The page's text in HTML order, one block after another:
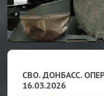
СВО. ДОНБАСС.
16.03.2026